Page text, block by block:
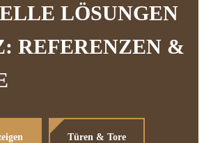
LÖSUNGEN
REFERENZEN &
Türen & Tore